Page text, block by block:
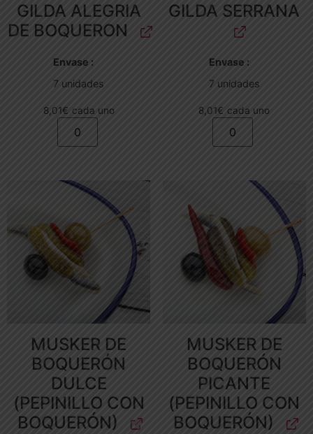
GILDA ALEGRIA
DE BOQUERON
Envase
7 unidades
8,01€ cada uno
GILDA SERRANA
Envase
7 unidades
8,01€ cada uno
MUSKER DE
BOQUERÓN
DULCE
(PEPINILLO CON
BOQUERÓN)
MUSKER DE
BOQUERÓN
PICANTE
(PEPINILLO CON
BOQUERÓN)